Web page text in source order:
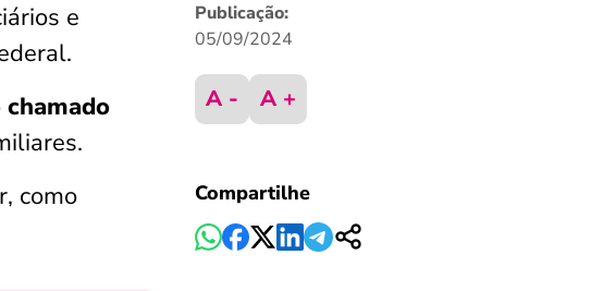
e
chamado
como
Publicação:
05/09/2024
A - A +
Compartilhe